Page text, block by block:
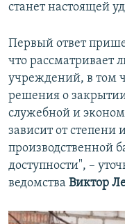
станет настоящей
Первый ответ
что рассматривает
учреждений, в том
решения о
служебной и
зависит от степени
производственной
доступности", –
ведомства Виктор